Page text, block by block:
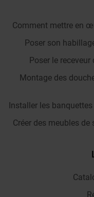
Comment mettre en
Poser son
Poser le
Montage des
Installer les
Créer des meubles